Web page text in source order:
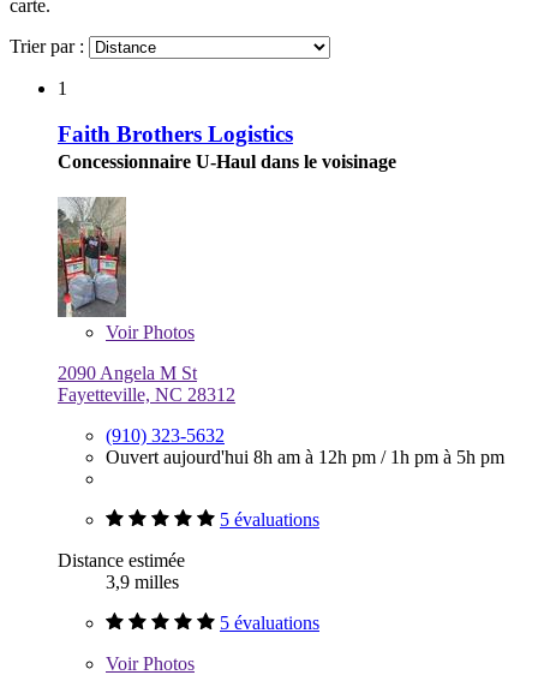
carte.
Trier par :
1
Faith Brothers Logistics
Concessionnaire U-Haul dans le voisinage
VoirPhotos
2090 Angela M St
Fayetteville, NC 28312
(910) 323-5632
Ouvert aujourd'hui 8h am à 12h pm / 1h pm à 5h pm
5 évaluations
Distance estimée
3,9 milles
5 évaluations
VoirPhotos